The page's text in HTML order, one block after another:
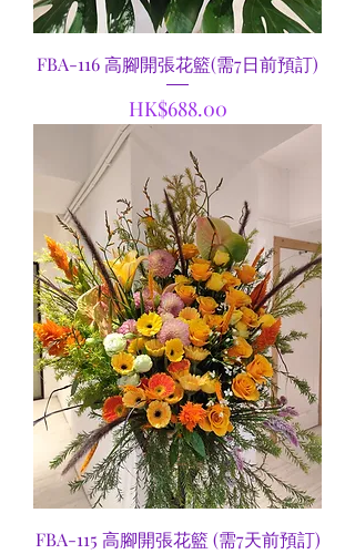
FBA-116 高腳開張花籃(需7日前預訂)
價格
HK$688.00
FBA-115 高腳開張花籃 (需7天前預訂)